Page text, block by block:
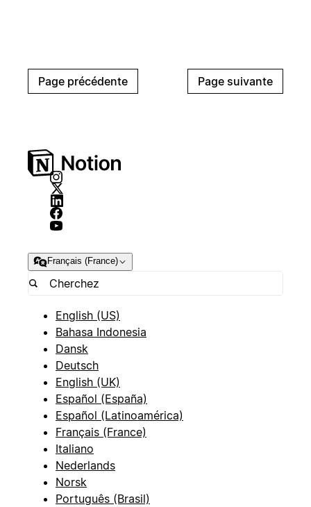
Page précédente Page suivante
Français (France)
English (US)
Bahasa Indonesia
Dansk
Deutsch
English (UK)
Español (España)
Español (Latinoamérica)
Français (France)
Italiano
Nederlands
Norsk
Português (Brasil)